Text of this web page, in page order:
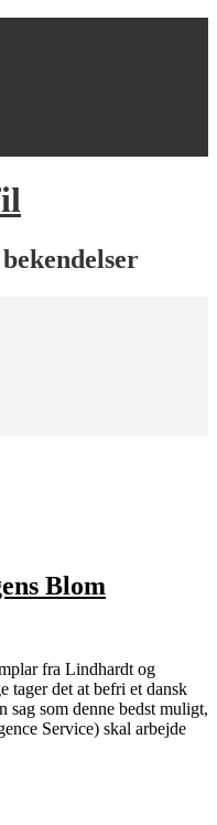
Blom
fra Lindhardt og
det at befri et dansk
sag som denne bedst muligt,
Service) skal arbejde